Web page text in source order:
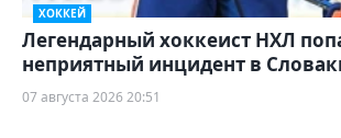
ХОККЕЙ
Легендарный хоккеист НХЛ
неприятный инцидент в
07 августа 2026 20:51